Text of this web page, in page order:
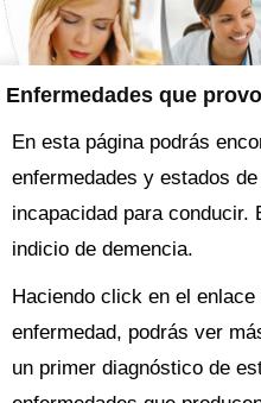
En esta página podrás
enfermedades y estados
incapacidad para conducir.
indicio de demencia.
Haciendo click en el
enfermedad, podrás ver
un primer diagnóstico de